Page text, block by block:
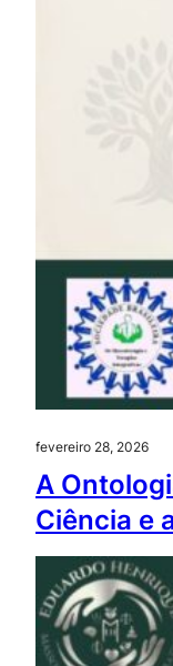
fevereiro 28, 2026
A
Ciência e